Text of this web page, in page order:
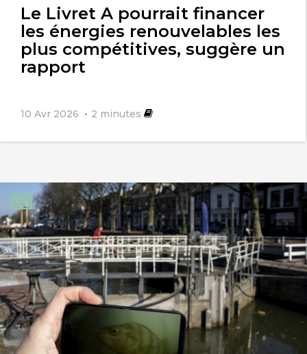
Le Livret A pourrait financer
les énergies renouvelables les
plus compétitives, suggère un
rapport
10 Avr 2026 2 minutes